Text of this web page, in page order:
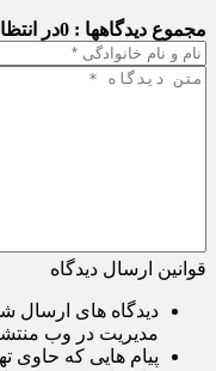
مجموع دیدگاهها : 0 در
قوانین ارسال دیدگاه
دیدگاه های ارسال
مدیریت در وب
پیام هایی که حاوی